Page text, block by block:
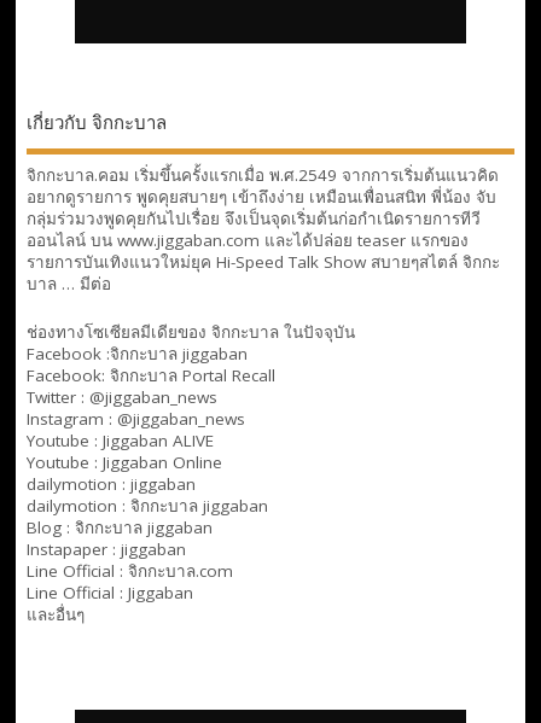
เกี่ยวกับ จิกกะบาล
จิกกะบาล.คอม เริ่มขึ้นครั้งแรกเมื่อ พ.ศ.2549 จากการเริ่มต้นแนวคิด
อยากดูรายการ พูดคุยสบายๆ เข้าถึงง่าย เหมือนเพื่อนสนิท พี่น้อง จับ
กลุ่มร่วมวงพูดคุยกันไปเรื่อย จึงเป็นจุดเริ่มต้นก่อกำเนิดรายการทีวี
ออนไลน์ บน www.jiggaban.com และได้ปล่อย teaser แรกของ
รายการบันเทิงแนวใหม่ยุค Hi-Speed Talk Show สบายๆสไตล์ จิกกะ
บาล … มีต่อ
ช่องทางโซเซียลมีเดียของ จิกกะบาล ในปัจจุบัน
Facebook :จิกกะบาล jiggaban
Facebook: จิกกะบาล Portal Recall
Twitter : @jiggaban_news
Instagram : @jiggaban_news
Youtube : Jiggaban ALIVE
Youtube : Jiggaban Online
dailymotion : jiggaban
dailymotion : จิกกะบาล jiggaban
Blog : จิกกะบาล jiggaban
Instapaper : jiggaban
Line Official : จิกกะบาล.com
Line Official : Jiggaban
และอื่นๆ